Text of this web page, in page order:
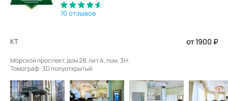
10 отзывов
КТ от 1900 ₽
Морской проспект, дом 28, лит А, пом. 3Н.
Томограф: 3D полуоткрытый